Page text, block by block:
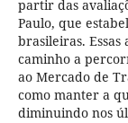
partir das
Paulo, que
brasileiras.
caminho a
ao Mercado de
como manter a
diminuindo nos